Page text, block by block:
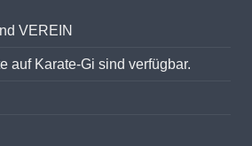
VEREIN
auf Karate-Gi sind verfügbar.